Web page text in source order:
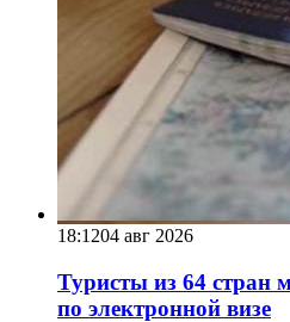
18:1204 авг 2026
Туристы из 64 стран
по электронной визе